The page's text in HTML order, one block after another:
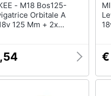
Bos125-
Orbitale A
125 Mm + 2x